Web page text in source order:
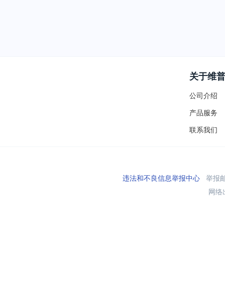
关于维普
公司介绍
产品服务
联系我们
违法和不良信息举报中心举报
网